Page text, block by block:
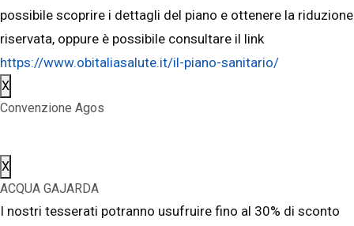
possibile scoprire i dettagli del piano e ottenere la riduzione
riservata, oppure è possibile consultare il link
https://www.obitaliasalute.it/il-piano-sanitario/
X
Convenzione Agos
X
ACQUA GAJARDA
I nostri tesserati potranno usufruire fino al 30% di sconto